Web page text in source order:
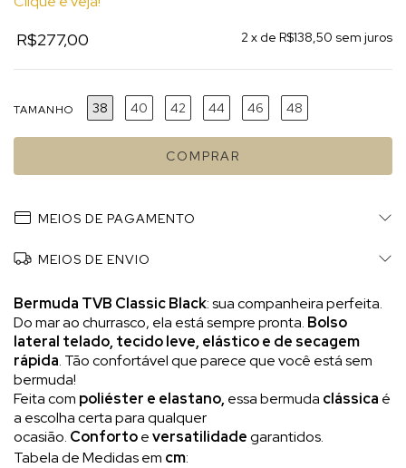
R$277,00 2x de R$138,50 sem juros
TAMANHO 38 40 42 44 46 48
MEIOS DE PAGAMENTO
MEIOS DE ENVIO
Bermuda TVB Classic Black: sua companheira perfeita.
Do mar ao churrasco, ela está sempre pronta. Bolso
lateral telado, tecido leve, elástico e de secagem
rápida. Tão confortável que parece que você está sem
bermuda!
Feita com poliéster e elastano, essa bermuda clássica é
a escolha certa para qualquer
ocasião. Confortoeversatilidadegarantidos.
Tabela de Medidas em cm: